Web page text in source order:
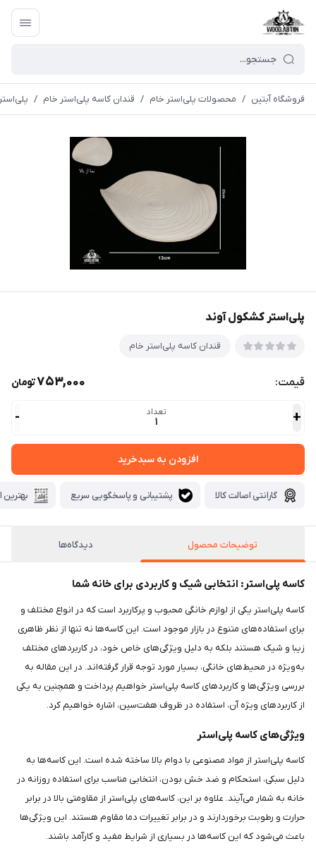
فروشگاه آبتین / محصولات پلی‌استر خام / قندان کاسه پلی‌استر خام /
پلی‌استر کشکول آوند
قندان کاسه پلی‌استر خام
قیمت: 753,000تومان
+ تعداد
1
-
افزودن به سبدخرید
گارانتی اصالت کالا پشتیبانی و پاسخگویی سریع بهترین
توضیحات محصول دیدگاه‌ها
کاسه پلی‌استر: انتخابی شیک و کاربردی برای خانه شما
کاسه پلی‌استر یکی از لوازم خانگی محبوب و پرکاربرد است که در انواع مختلف و
برای استفاده‌های متنوع در بازار موجود است. این کاسه‌ها نه تنها از نظر ظاهری
زیبا و شیک هستند بلکه به دلیل ویژگی‌های خاص خود، در کاربردهای مختلف
به‌ویژه در محیط‌های خانگی، بسیار مورد توجه قرار گرفته‌اند. در این مقاله به
بررسی ویژگی‌ها و کاربردهای کاسه پلی‌استر خواهیم پرداخت و همچنین به یکی
از کاربردهای ویژه آن، استفاده در ظروف هفت‌سین، اشاره خواهیم کرد.
ویژگی‌های کاسه پلی‌استر
کاسه پلی‌استر از مواد مصنوعی با دوام بالا ساخته شده است. این کاسه‌ها به
دلیل سبکی، استحکام و ضد خش بودن، انتخابی مناسب برای استفاده روزانه در
خانه به شمار می‌آیند. علاوه بر این، کاسه‌های پلی‌استر از مقاومتی بالا در برابر
حرارت و رطوبت برخوردارند و در برابر تغییرات دما مقاوم هستند. این ویژگی‌ها
باعث می‌شود که این کاسه‌ها در بسیاری از شرایط مفید و کارآمد باشند.